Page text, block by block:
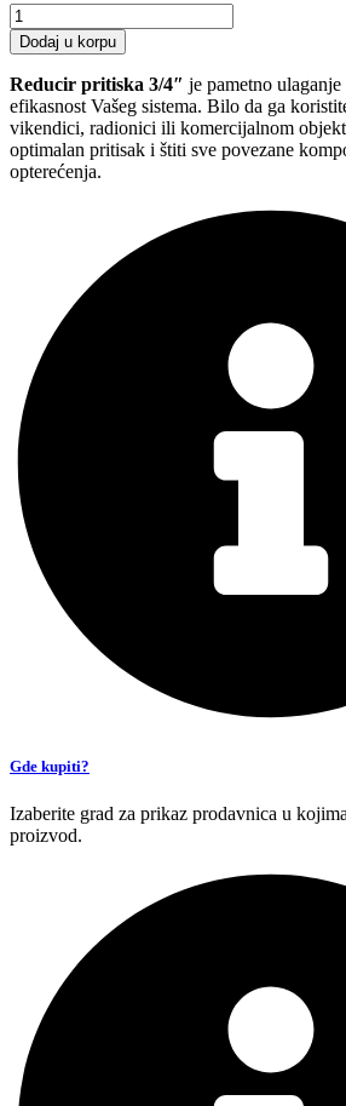
Reducir
pritiska
3/4"
Itap
količina
Dodaj u korpu
Reducir pritiska 3/4″ je pametno
efikasnost Vašeg sistema. Bilo da ga
vikendici, radionici ili komercijalnom
optimalan pritisak i štiti sve povezane
opterećenja.
Gde kupiti?
Izaberite grad za prikaz prodavnica u
proizvod.